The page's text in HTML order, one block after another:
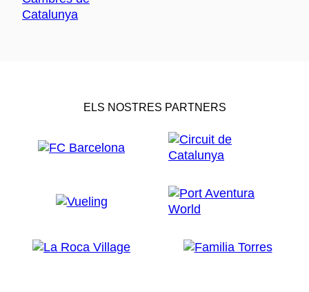
ELS NOSTRES PARTNERS